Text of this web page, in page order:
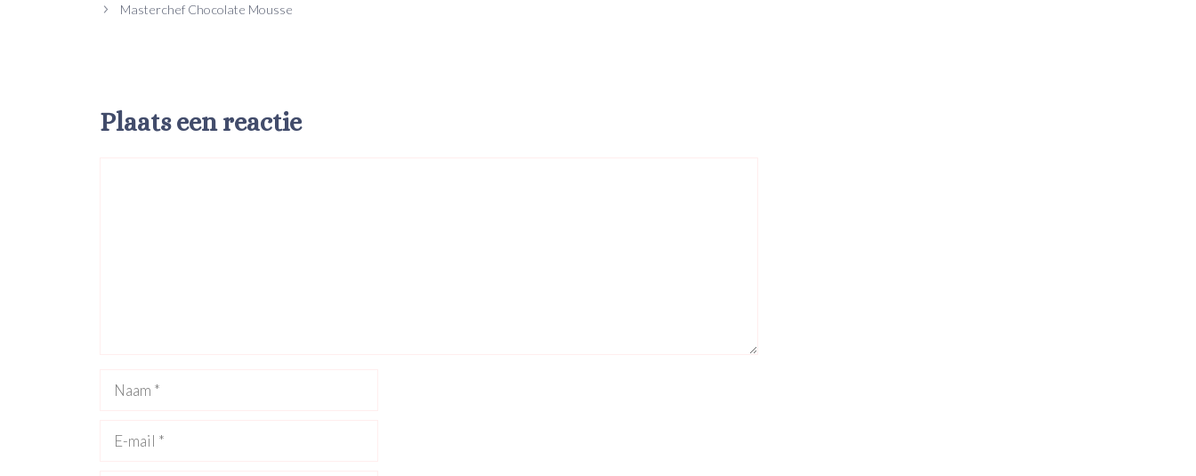
Masterchef Chocolate Mousse
Plaats een reactie
mail